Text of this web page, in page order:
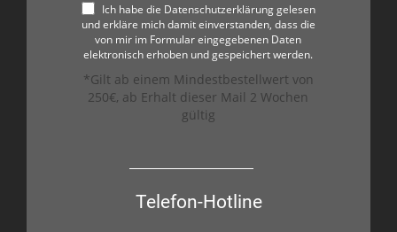
Ich habe die Datenschutzerklärung gelesen
und erkläre mich damit einverstanden, dass die
von mir im Formular eingegebenen Daten
elektronisch erhoben und gespeichert werden.
*Gilt ab einem Mindestbestellwert von
250€, ab Erhalt dieser Mail 2 Wochen
gültig
Telefon-Hotline